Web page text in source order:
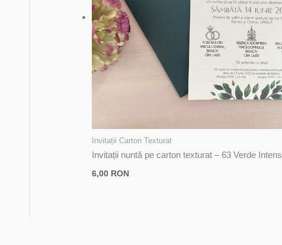
Invitații Carton Texturat
Invitații nuntă pe carton texturat – 63 Verde Intens
6,00 RON